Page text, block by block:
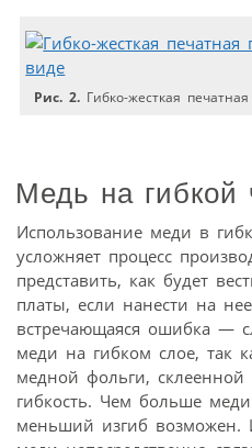
Рис. 2. Гибко-жесткая
Медь на гибкой
Использование меди в
усложняет процесс
представить, как будет
платы, если нанести на
встречающаяся ошибка —
меди на гибком слое, так
медной фольги,
гибкость. Чем больше
меньший изгиб возможен.